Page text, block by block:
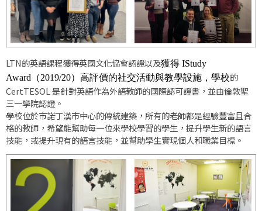
LTN的英語課程獲得英國文化協會認證以及獲得 IStudy
Award（2019/20）高評價的社交活動與教學設施，學校的
CertTESOL 是針對英語作為外語教師的國際認可證書，並由倫敦聖
三一學院認證。
學校位於市諾丁漢市中心的傳統建築，所有的老師都是經驗豐富且合
格的教師，希望能幫助每一位來學校學習的學生，提升學生新的語言
技能，或提升現有的語言技能，並幫助學生實現個人和職業目標。